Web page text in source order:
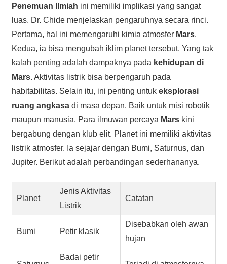
Penemuan Ilmiah ini memiliki implikasi yang sangat
luas. Dr. Chide menjelaskan pengaruhnya secara rinci.
Pertama, hal ini memengaruhi kimia atmosfer Mars.
Kedua, ia bisa mengubah iklim planet tersebut. Yang tak
kalah penting adalah dampaknya pada kehidupan di
Mars. Aktivitas listrik bisa berpengaruh pada
habitabilitas. Selain itu, ini penting untuk eksplorasi
ruang angkasadi masa depan. Baik untuk misi robotik
maupun manusia. Para ilmuwan percaya Marskini
bergabung dengan klub elit. Planet ini memiliki aktivitas
listrik atmosfer. Ia sejajar dengan Bumi, Saturnus, dan
Jupiter. Berikut adalah perbandingan sederhananya.
Planet
Jenis Aktivitas
Listrik
Catatan
Bumi Petir klasik
Disebabkan oleh awan
hujan
Badai petir